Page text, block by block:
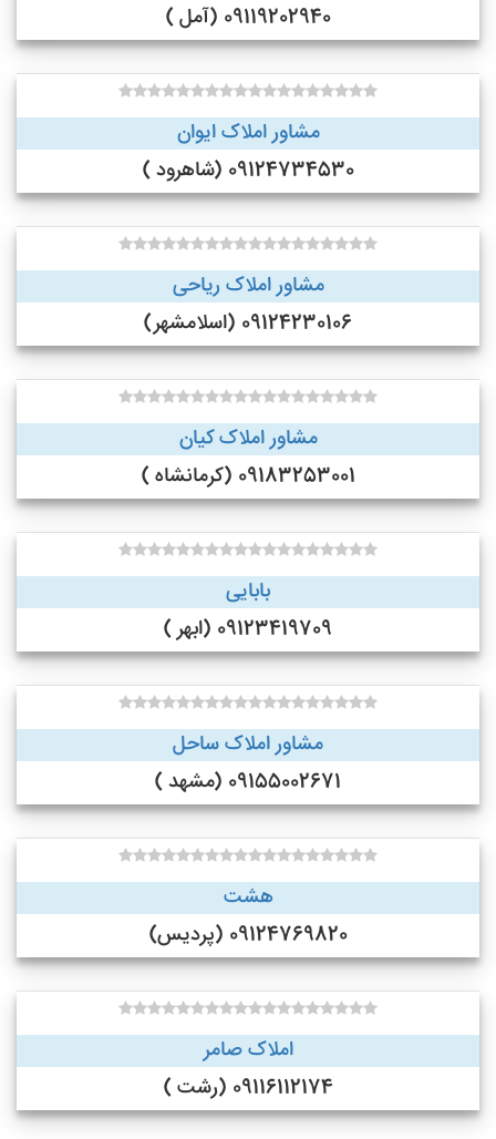
09119202940 (آمل )
مشاور املاک ایوان
09124734530 (شاهرود )
مشاور املاک ریاحی
09124230106 (اسلامشهر)
مشاور املاک کیان
09183253001 (کرمانشاه )
بابایی
09123419709 (ابهر )
مشاور املاک ساحل
09155002671 (مشهد )
هشت
09124769820 (پردیس)
املاک صامر
09116112174 (رشت )